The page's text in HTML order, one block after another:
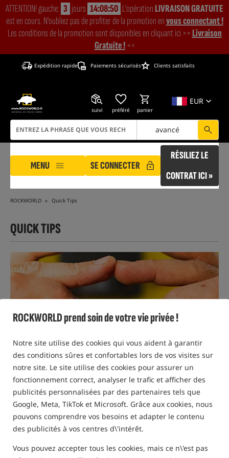
ROCKWORLD prend soin de votre vie privée !
Notre site utilise des cookies qui vous aident à garantir
des conditions sûres et confortables lors de vos visites sur
notre site. Le site utilise des cookies pour assurer un
fonctionnement correct, analyser le trafic et afficher des
publicités personnalisées par des partenaires tels que
Google, Meta, TikTok et Microsoft. Grâce aux cookies, nous
pouvons comprendre vos besoins et adapter le contenu
des publicités à vos centres d\'intérêt.
Vous pouvez accepter tous les cookies, mais ce n\'est pas
ATTENTION! gauche: 3 jours 14:08:49 L'opérationLIVRAISON GRATUITE
est en cours. N'oubliez pas de profiter de la promotion envous connectant !
Les conditions de la promotion sont disponibles en cliquant ici >>Livraison
Gratuite !<<
Expédition rapide Paiements sécurisés Clients satisfaits
EUR
suivi préféré panier
avancé
MENU SE CONNECTER
RÉSILIEZ LE
CONTRAT ICI »
ROCKWORLD Quick Tips
QUICK TIPS
QT 07 FÉVRIER 2024 R. | MARIUSZ POSMYK
Ronnie Rig - Le bas de ligne le plus
efficace pour les appâts flottants